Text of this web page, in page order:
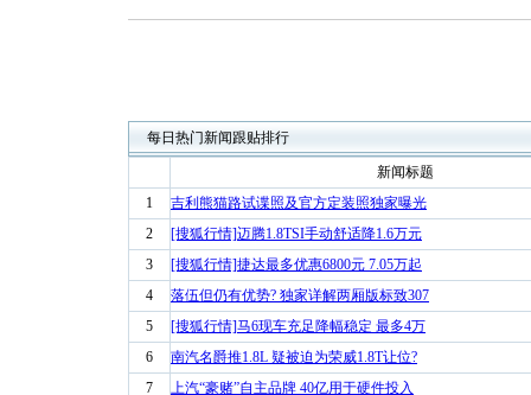
每日热门新闻跟贴排行
新闻标题
1
吉利熊猫路试谍照及官方定装照独家曝光
2
[搜狐行情]迈腾1.8TSI手动舒适降1.6万元
3
[搜狐行情]捷达最多优惠6800元 7.05万起
4
落伍但仍有优势? 独家详解两厢版标致307
5
[搜狐行情]马6现车充足降幅稳定 最多4万
6
南汽名爵推1.8L 疑被迫为荣威1.8T让位?
7
上汽“豪赌”自主品牌 40亿用于硬件投入